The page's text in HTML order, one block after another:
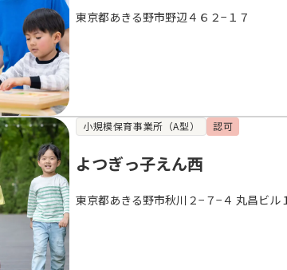
東京都あきる野市野辺４６２−１７
小規模保育事業所（A型） 認可
よつぎっ子えん西
東京都あきる野市秋川２−７−４ 丸昌ビル